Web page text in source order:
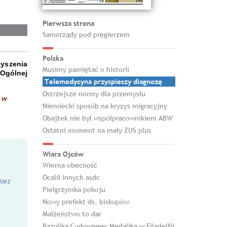
Pierwsza strona
Samorządy pod pręgierzem
Polska
Musimy pamiętać o historii
Telemedycyna przyspieszy diagnozę
Ostrzejsze normy dla przemysłu
Niemiecki sposób na kryzys migracyjny
Obajtek nie był współpracownikiem ABW
Ostatni moment na mały ZUS plus
Wiara Ojców
Wierna obecność
Ocalił innych asdc
Pielgrzymka pokoju
Nowy prefekt ds. biskupów
Małżeństwo to dar